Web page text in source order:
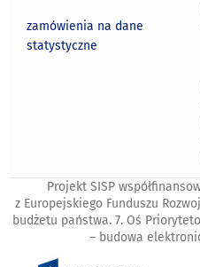
zamówienia na dane
statystyczne
Projekt SISP
z Europejskiego Funduszu
budżetu państwa. 7. Oś
– budowa